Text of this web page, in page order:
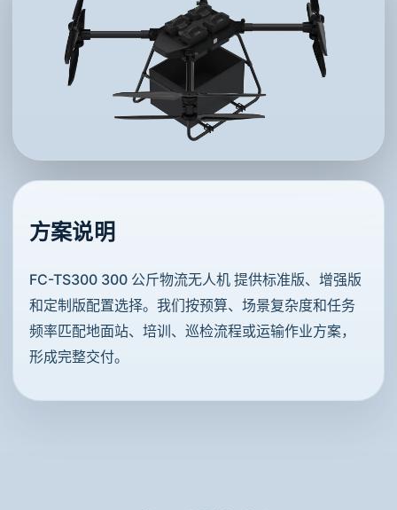
方案说明
FC-TS300 300 公斤物流无人机 提供标准版、增强版
和定制版配置选择。我们按预算、场景复杂度和任务
频率匹配地面站、培训、巡检流程或运输作业方案，
形成完整交付。